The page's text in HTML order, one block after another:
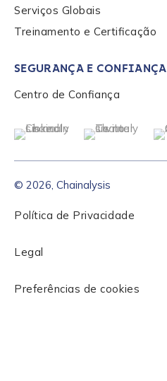
Serviços Globais
Treinamento e Certificação
SEGURANÇA E CONFIANÇA
Centro de Confiança
© 2026, Chainalysis
Política de Privacidade
Legal
Preferências de cookies